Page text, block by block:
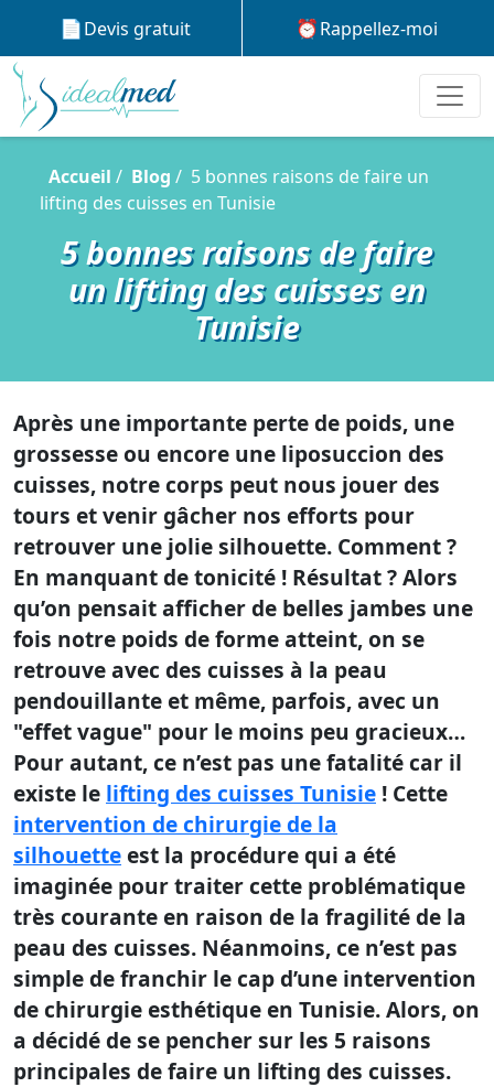
Devis gratuit Rappellez-moi
Accueil Blog
5 bonnes raisons de faire un
lifting des cuisses en Tunisie
5 bonnes raisons de faire
un lifting des cuisses en
Tunisie
Après une importante perte de poids, une
grossesse ou encore une liposuccion des
cuisses, notre corps peut nous jouer des
tours et venir gâcher nos efforts pour
retrouver une jolie silhouette. Comment ?
En manquant de tonicité ! Résultat ? Alors
qu’on pensait afficher de belles jambes une
fois notre poids de forme atteint, on se
retrouve avec des cuisses à la peau
pendouillante et même, parfois, avec un
"effet vague" pour le moins peu gracieux…
Pour autant, ce n’est pas une fatalité car il
existe le lifting des cuisses Tunisie ! Cette
intervention dechirurgie de la
silhouetteest la procédure qui a été
imaginée pour traiter cette problématique
très courante en raison de la fragilité de la
peau des cuisses. Néanmoins, ce n’est pas
simple de franchir le cap d’une intervention
de chirurgie esthétique en Tunisie. Alors, on
a décidé de se pencher sur les 5 raisons
principales de faire un lifting des cuisses.